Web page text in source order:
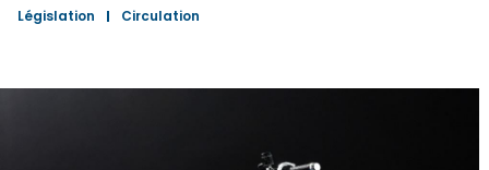
Législation
Circulation